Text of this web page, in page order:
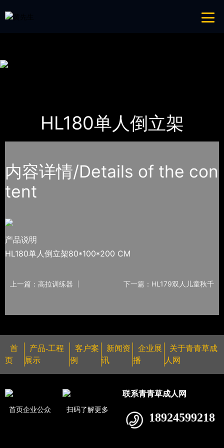
导航
网站地图
HL180单人倒立架
内容详情/Details of the con
tent
产品说明
HL180单人倒立架80*100*200 CM
上一篇：高拉训练器 下一篇：HL179双人儿童秋千
首
页
产品-工程
展示
客户案
例
新闻资
讯
企业展
播
关于青青草成
人网
首页企业公众 扫码了解更多
联系青青草成人网
18924599218